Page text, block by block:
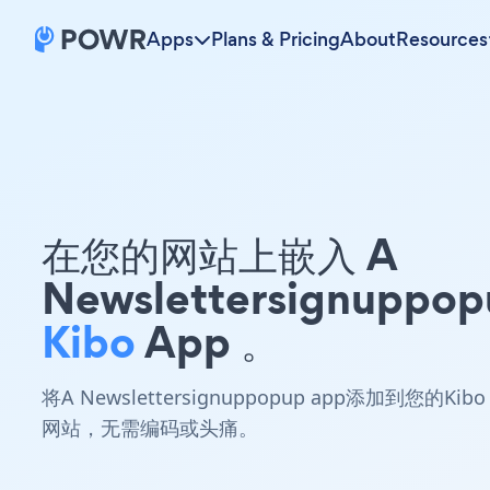
Apps Plans & PricingAboutResources
在您的网站上嵌入 A
KiboApp 。
将A Newslettersignuppopup app添加到您的Kibo
网站，无需编码或头痛。